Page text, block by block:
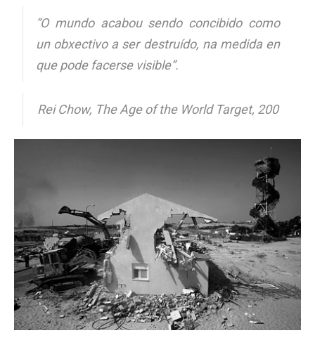
“O mundo acabou sendo concibido como
un obxectivo a ser destruído, na medida en
que pode facerse visible”.
Rei Chow, The Age of the World Target, 200